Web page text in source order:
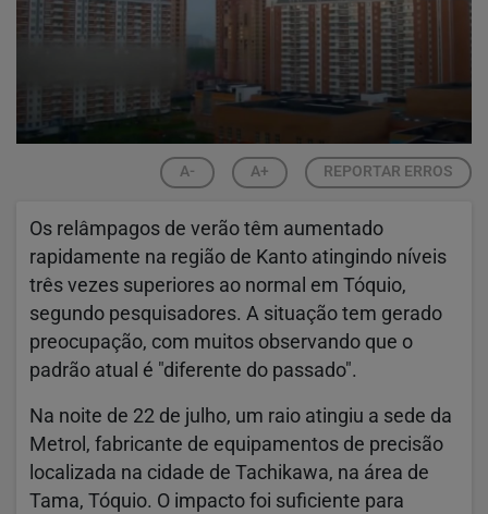
A- A+ REPORTAR ERROS
Os relâmpagos de verão têm aumentado
rapidamente na região de Kanto atingindo níveis
três vezes superiores ao normal em Tóquio,
segundo pesquisadores. A situação tem gerado
preocupação, com muitos observando que o
padrão atual é "diferente do passado".
Na noite de 22 de julho, um raio atingiu a sede da
Metrol, fabricante de equipamentos de precisão
localizada na cidade de Tachikawa, na área de
Tama, Tóquio. O impacto foi suficiente para